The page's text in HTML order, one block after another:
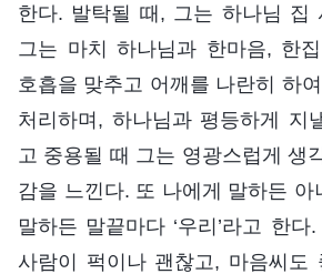
한다. 발탁될 때, 그는 하나님 집
그는 마치 하나님과 한마음, 한
호흡을 맞추고 어깨를 나란히 하
처리하며, 하나님과 평등하게 지
고 중용될 때 그는 영광스럽게 생
감을 느낀다. 또 나에게 말하든 아
말하든 말끝마다 ‘우리’라고 한
사람이 퍽이나 괜찮고, 마음씨도